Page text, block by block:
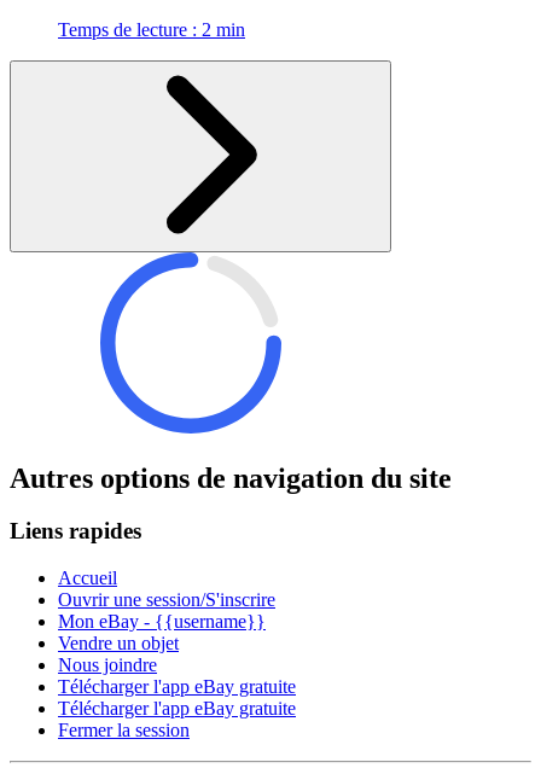
Temps de lecture : 2 min
Autres options de navigation du site
Liens rapides
Accueil
Ouvrir une session/S'inscrire
Mon eBay - {{username}}
Vendre un objet
Nous joindre
Télécharger l'app eBay gratuite
Télécharger l'app eBay gratuite
Fermer la session